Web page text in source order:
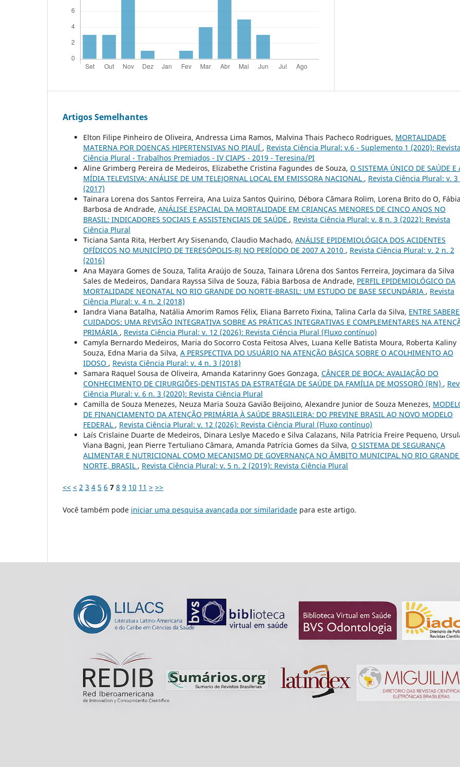
Artigos Semelhantes
Elton Filipe Pinheiro de Oliveira, Andressa Lima Ramos, Malvina Thais Pacheco Rodrigues, MORTALIDADE
MATERNA POR DOENÇAS HIPERTENSIVAS NO PIAUÍ , Revista Ciência Plural: v.6 - Suplemento 1 (2020): Revista
Ciência Plural - Trabalhos Premiados - IV CIAPS - 2019 - Teresina/PI
Aline Grimberg Pereira de Medeiros, Elizabethe Cristina Fagundes de Souza, O SISTEMA ÚNICO DE SAÚDE E
MÍDIA TELEVISIVA: ANÁLISE DE UM TELEJORNAL LOCAL EM EMISSORA NACIONAL , Revista Ciência Plural: v. 3
(2017)
Tainara Lorena dos Santos Ferreira, Ana Luiza Santos Quirino, Débora Câmara Rolim, Lorena Brito do O, Fábia
Barbosa de Andrade, ANÁLISE ESPACIAL DA MORTALIDADE EM CRIANÇAS MENORES DE CINCO ANOS NO
BRASIL: INDICADORES SOCIAIS E ASSISTENCIAIS DE SAÚDE , Revista Ciência Plural: v. 8 n. 3 (2022): Revista
Ciência Plural
Ticiana Santa Rita, Herbert Ary Sisenando, Claudio Machado, ANÁLISE EPIDEMIOLÓGICA DOS ACIDENTES
OFÍDICOS NO MUNICÍPIO DE TERESÓPOLIS-RJ NO PERÍODO DE 2007 A 2010 , Revista Ciência Plural: v. 2 n. 2
(2016)
Ana Mayara Gomes de Souza, Talita Araújo de Souza, Tainara Lôrena dos Santos Ferreira, Joycimara da Silva
Sales de Medeiros, Dandara Rayssa Silva de Souza, Fábia Barbosa de Andrade, PERFIL EPIDEMIOLÓGICO DA
MORTALIDADE NEONATAL NO RIO GRANDE DO NORTE-BRASIL: UM ESTUDO DE BASE SECUNDÁRIA , Revista
Ciência Plural: v. 4 n. 2 (2018)
Iandra Viana Batalha, Natália Amorim Ramos Félix, Eliana Barreto Fixina, Talina Carla da Silva, ENTRE
CUIDADOS: UMA REVISÃO INTEGRATIVA SOBRE AS PRÁTICAS INTEGRATIVAS E COMPLEMENTARES NA
PRIMÁRIA , Revista Ciência Plural: v. 12 (2026): Revista Ciência Plural (Fluxo contínuo)
Camyla Bernardo Medeiros, Maria do Socorro Costa Feitosa Alves, Luana Kelle Batista Moura, Roberta Kaliny
Souza, Edna Maria da Silva, A PERSPECTIVA DO USUÁRIO NA ATENÇÃO BÁSICA SOBRE O ACOLHIMENTO AO
IDOSO , Revista Ciência Plural: v. 4 n. 3 (2018)
Samara Raquel Sousa de Oliveira, Amanda Katarinny Goes Gonzaga, CÂNCER DE BOCA: AVALIAÇÃO DO
CONHECIMENTO DE CIRURGIÕES-DENTISTAS DA ESTRATÉGIA DE SAÚDE DA FAMÍLIA DE MOSSORÓ (RN) ,
Ciência Plural: v. 6 n. 3 (2020): Revista Ciência Plural
Camilla de Souza Menezes, Neuza Maria Souza Gavião Beijoino, Alexandre Junior de Souza Menezes,
DE FINANCIAMENTO DA ATENÇÃO PRIMÁRIA À SAÚDE BRASILEIRA: DO PREVINE BRASIL AO NOVO MODELO
FEDERAL , Revista Ciência Plural: v. 12 (2026): Revista Ciência Plural (Fluxo contínuo)
Laís Crislaine Duarte de Medeiros, Dinara Leslye Macedo e Silva Calazans, Nila Patrícia Freire Pequeno,
Viana Bagni, Jean Pierre Tertuliano Câmara, Amanda Patrícia Gomes da Silva, O SISTEMA DE SEGURANÇA
ALIMENTAR E NUTRICIONAL COMO MECANISMO DE GOVERNANÇA NO ÂMBITO MUNICIPAL NO RIO
NORTE, BRASIL , Revista Ciência Plural: v. 5 n. 2 (2019): Revista Ciência Plural
<< < 2 3 4 5 6 7 8 9 10 11 > >>
Você também pode iniciar uma pesquisa avançada por similaridade para este artigo.